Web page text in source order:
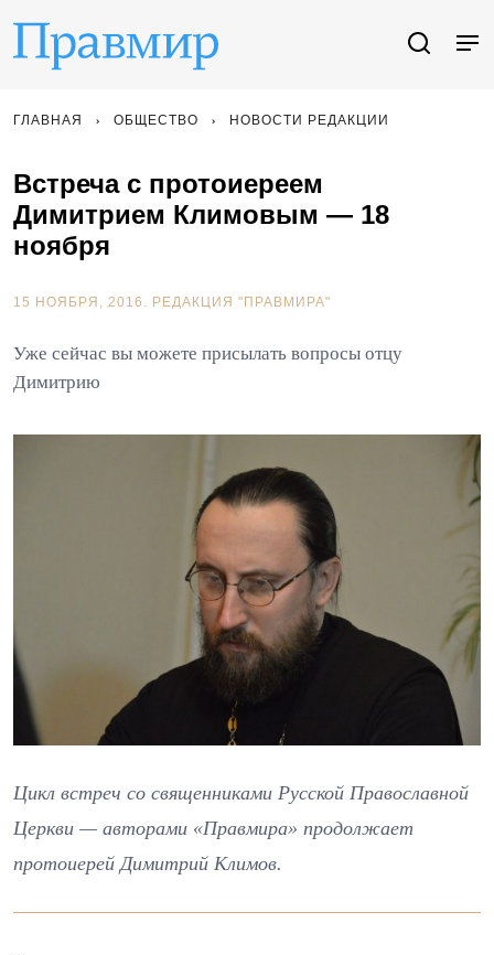
ГЛАВНАЯ ОБЩЕСТВО НОВОСТИ РЕДАКЦИИ
Встреча с протоиереем
Димитрием Климовым — 18
ноября
15 НОЯБРЯ, 2016. РЕДАКЦИЯ "ПРАВМИРА"
Уже сейчас вы можете присылать вопросы отцу
Димитрию
Цикл встреч со священниками Русской Православной
Церкви — авторами «Правмира» продолжает
протоиерей Димитрий Климов.